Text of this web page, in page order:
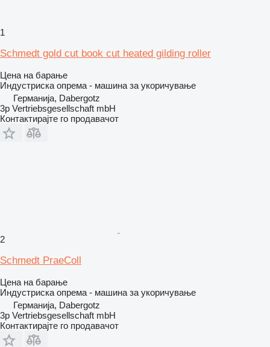
1
Schmedt gold cut book cut heated gilding roller
Цена на барање
Индустриска опрема - машина за укоричување
Германија, Dabergotz
3p Vertriebsgesellschaft mbH
Контактирајте го продавачот
2
Schmedt PraeColl
Цена на барање
Индустриска опрема - машина за укоричување
Германија, Dabergotz
3p Vertriebsgesellschaft mbH
Контактирајте го продавачот